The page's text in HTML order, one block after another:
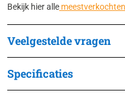
Bekijk hier alle meestverkochten
Veelgestelde vragen
Specificaties